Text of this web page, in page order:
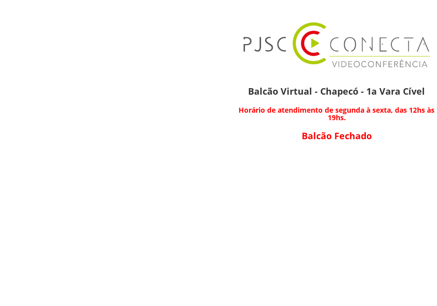
Balcão Virtual - Chapecó - 1a Vara Cível
Horário de atendimento de segunda à sexta, das 12hs às
19hs.
Balcão Fechado